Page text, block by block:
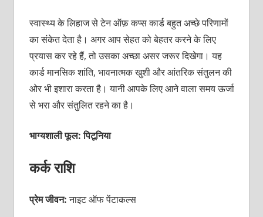
स्वास्थ्य के लिहाज से टेन ऑफ़ कप्स कार्ड बहुत अच्छे परिणामों
का संकेत देता है। अगर आप सेहत को बेहतर करने के लिए
प्रयास कर रहे हैं, तो उसका अच्छा असर जरूर दिखेगा। यह
कार्ड मानसिक शांति, भावनात्मक खुशी और आंतरिक संतुलन की
ओर भी इशारा करता है। यानी आपके लिए आने वाला समय ऊर्जा
से भरा और संतुलित रहने का है।
भाग्यशाली फूल: पिटूनिया
कर्क राशि
प्रेम जीवन:नाइट ऑफ पेंटाकल्स